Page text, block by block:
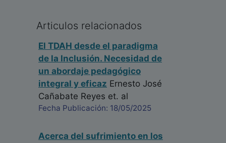
Articulos relacionados
El TDAH desde el paradigma
de la Inclusión. Necesidad de
un abordaje pedagógico
integral y eficaz Ernesto José
Cañabate Reyes et. al
Fecha Publicación: 18/05/2025
Acerca del sufrimiento en los